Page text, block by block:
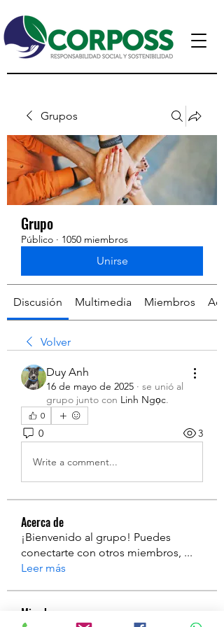
Grupos
Grupo
Público · 1050 miembros
Unirse
Discusión Multimedia Miembros
Volver
Duy Anh
16 de mayo de 2025 · se unió al
grupo junto con Linh Ngọc.
0
0 3
Write a comment...
Acerca de
¡Bienvenido al grupo! Puedes
conectarte con otros miembros, ...
Leer más
Miembros